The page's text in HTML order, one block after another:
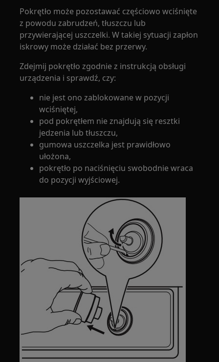
Pokrętło może pozostawać częściowo wciśnięte
z powodu zabrudzeń, tłuszczu lub
przywierającej uszczelki. W takiej sytuacji zapłon
iskrowy może działać bez przerwy.
Zdejmij pokrętło zgodnie z instrukcją obsługi
urządzenia i sprawdź, czy:
nie jest ono zablokowane w pozycji
wciśniętej,
pod pokrętłem nie znajdują się resztki
jedzenia lub tłuszczu,
gumowa uszczelka jest prawidłowo
ułożona,
pokrętło po naciśnięciu swobodnie wraca
do pozycji wyjściowej.